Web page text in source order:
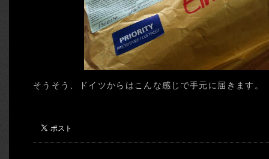
そうそう、ドイツからはこんな感じで手元に届きます。